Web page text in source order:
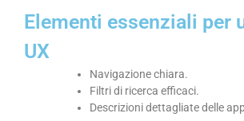
Elementi essenziali per
UX
Navigazione chiara.
Filtri di ricerca efficaci.
Descrizioni dettagliate delle